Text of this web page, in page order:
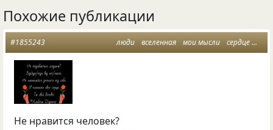
Похожие публикации
люди вселенная мои мысли сердце
#1855243
Не нравится человек?